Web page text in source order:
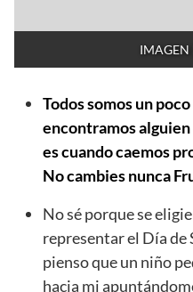
IMAGEN
Todos somos un
encontramos
es cuando caemos
No cambies nunca
No sé porque se
representar el Día de
pienso que un niño
hacia mi